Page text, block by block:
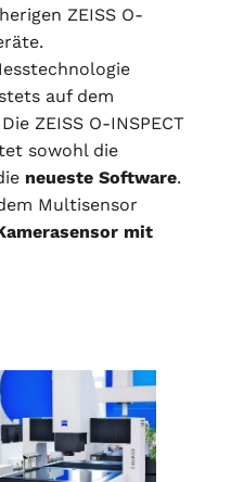
ZEISS O-
auf dem
ZEISS O-INSPECT
sowohl die
neueste Software.
Multisensor
mit